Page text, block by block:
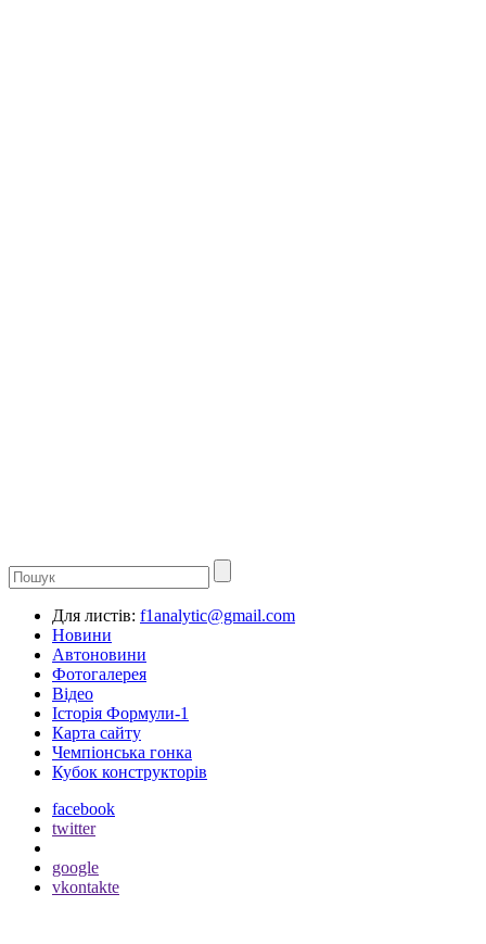
Для листів: f1analytic@gmail.com
Новини
Автоновини
Фотогалерея
Відео
Історія Формули-1
Карта сайту
Чемпіонська гонка
Кубок конструкторів
facebook
twitter
google
vkontakte